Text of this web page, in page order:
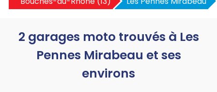
2 garages moto trouvés à Les
Pennes Mirabeau et ses
environs